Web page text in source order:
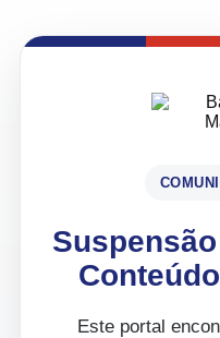
Este portal